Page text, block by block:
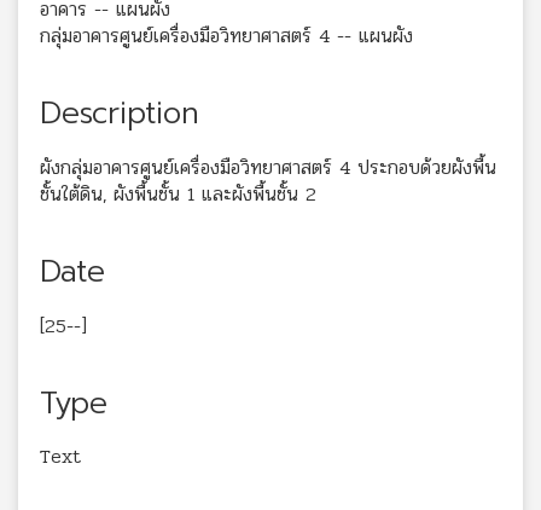
อาคาร -- แผนผัง
กลุ่มอาคารศูนย์เครื่องมือวิทยาศาสตร์ 4 -- แผนผัง
Description
ผังกลุ่มอาคารศูนย์เครื่องมือวิทยาศาสตร์ 4 ประกอบด้วยผังพื้น
ชั้นใต้ดิน, ผังพื้นชั้น 1 และผังพื้นชั้น 2
Date
[25--]
Type
Text